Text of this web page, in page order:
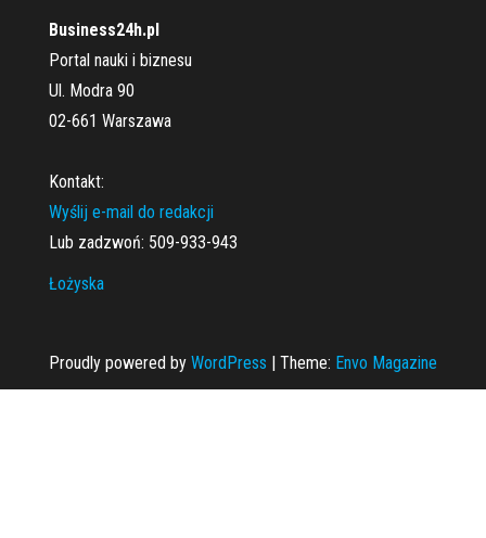
Business24h.pl
Portal nauki i biznesu
Ul. Modra 90
02-661 Warszawa
Kontakt:
Wyślij e-mail do redakcji
Lub zadzwoń: 509-933-943
Łożyska
Proudly powered by WordPress Theme: Envo Magazine